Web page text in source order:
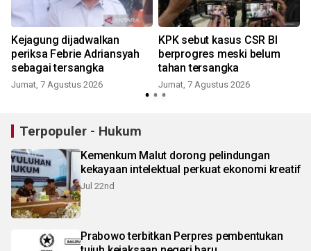
Kejagung dijadwalkan
periksa Febrie Adriansyah
sebagai tersangka
Jumat, 7 Agustus 2026
KPK sebut kasus CSR BI
berprogres meski belum
tahan tersangka
Jumat, 7 Agustus 2026
Terpopuler - Hukum
Kemenkum Malut dorong pelindungan
kekayaan intelektual perkuat ekonomi kreatif
Jul 22nd
Prabowo terbitkan Perpres pembentukan